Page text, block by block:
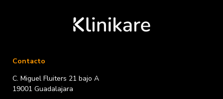
Contacto
C. Miguel Fluiters 21 bajo A
19001 Guadalajara